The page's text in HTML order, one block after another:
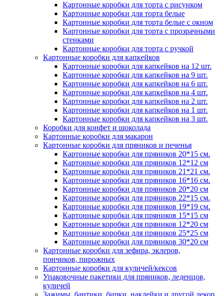
Картонные коробки для торта с рисунком
Картонные коробки для торта белые
Картонные коробки для торта белые с окном
Картонные коробки для торта с прозрачными
стенками
Картонные коробки для торта с ручкой
Картонные коробки для капкейков
Картонные коробки для капкейков на 12 шт.
Картонные коробки для капкейков на 9 шт.
Картонные коробки для капкейков на 6 шт.
Картонные коробки для капкейков на 4 шт.
Картонные коробки для капкейков на 2 шт.
Картонные коробки для капкейков на 1 шт.
Картонные коробки для капкейков на 3 шт.
Коробки для конфет и шоколада
Картонные коробки для макарон
Картонные коробки для пряников и печенья
Картонные коробки для пряников 20*15 см.
Картонные коробки для пряников 12*12 см
Картонные коробки для пряников 21*21 см.
Картонные коробки для пряников 16*16 см.
Картонные коробки для пряников 20*20 см
Картонные коробки для пряников 22*15 см.
Картонные коробки для пряников 19*19 см.
Картонные коробки для пряников 15*15 см
Картонные коробки для пряников 12*20 см
Картонные коробки для пряников 25*25 см
Картонные коробки для пряников 30*20 см
Картонные коробки для зефира, эклеров,
пончиков, пирожных
Картонные коробки для куличей/кексов
Упаковочные пакетики для пряников, леденцов,
куличей
Зажимы, бантики, бирки, наклейки и другой декор